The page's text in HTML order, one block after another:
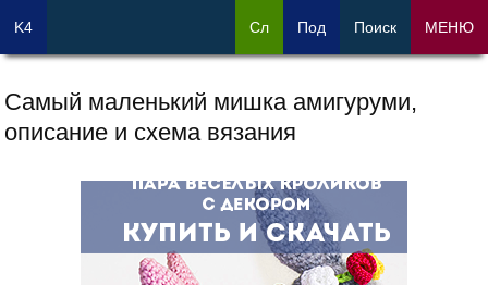
Самый маленький мишка амигуруми,
описание и схема вязания
K4 Сл Под Поиск МЕНЮ